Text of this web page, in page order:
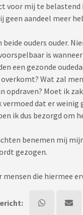
voor mij te belastend
geen aandeel meer
beide ouders ouder.
is
een gezonde
Wat zal
opdraven? Moet ik
dat er weinig
ik dus bezorgd om
benemen mij
gezogen.
mensen die hiermee